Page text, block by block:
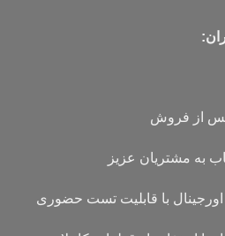
به مشتریان عزیز
اورجینال با قابلیت تست حضوری